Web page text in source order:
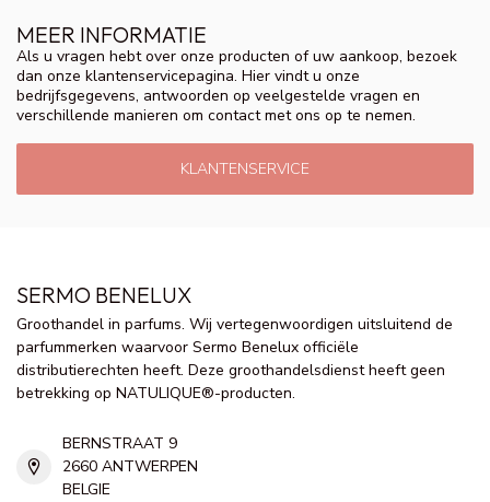
MEER INFORMATIE
Als u vragen hebt over onze producten of uw aankoop, bezoek
dan onze klantenservicepagina. Hier vindt u onze
bedrijfsgegevens, antwoorden op veelgestelde vragen en
verschillende manieren om contact met ons op te nemen.
KLANTENSERVICE
SERMO BENELUX
Groothandel in parfums. Wij vertegenwoordigen uitsluitend de
parfummerken waarvoor Sermo Benelux officiële
distributierechten heeft. Deze groothandelsdienst heeft geen
betrekking op NATULIQUE®-producten.
BERNSTRAAT 9
2660 ANTWERPEN
BELGIE